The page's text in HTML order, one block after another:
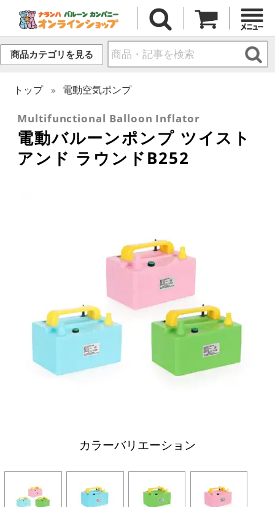
商品カテゴリを見る
トップ 電動空気ポンプ
Multifunctional Balloon Inflator
電動バルーンポンプ ツイスト
アンド ラウンドB252
カラーバリエーション